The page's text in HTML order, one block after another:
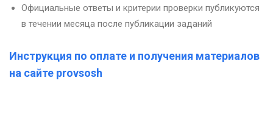
Официальные ответы и критерии проверки публикуются
в течении месяца после публикации заданий
Инструкция по оплате и получения материалов
на сайте provsosh